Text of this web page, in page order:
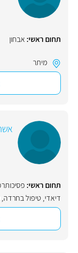
תחום ראשי: אבחון
מיתר
תחום ראשי:
דיאדי, טיפול בחרדה,